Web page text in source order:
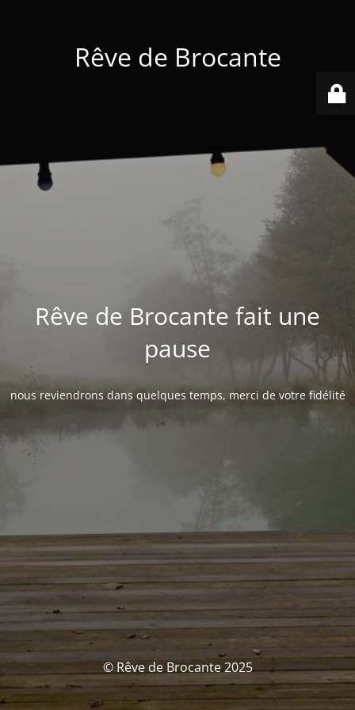
Rêve de Brocante
Rêve de Brocante fait une
pause
nous reviendrons dans quelques temps, merci de votre fidélité
© Rêve de Brocante 2025